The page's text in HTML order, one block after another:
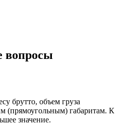
вопросы
брутто, объем груза
(прямоугольным) габаритам. К
значение.